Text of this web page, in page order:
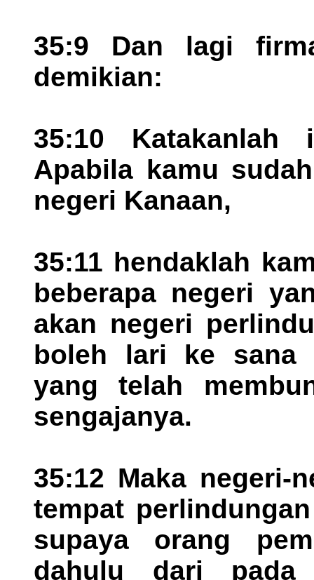
35:9 Dan lagi
demikian:
35:10
Apabila kamu
negeri Kanaan,
35:11 hendaklah
beberapa negeri
akan negeri
boleh lari ke sana
yang telah
sengajanya.
35:12 Maka negeri-
tempat
supaya orang
dahulu dari pada